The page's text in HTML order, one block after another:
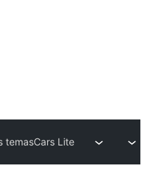
temasCars Lite